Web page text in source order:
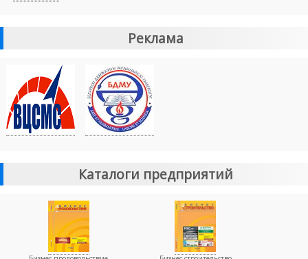
Реклама
Каталоги предприятий